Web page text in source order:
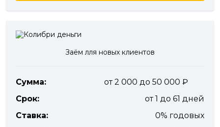
Заём лля новых клиентов
Сумма:
от 2 000 до 50 000
Срок:
от 1 до 61 дней
Ставка:
0% годовых